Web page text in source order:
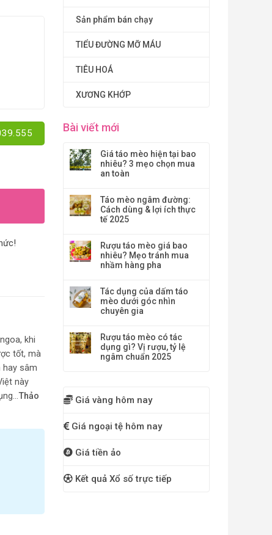
Sản phẩm bán chạy
TIỂU ĐƯỜNG MỠ MÁU
TIÊU HOÁ
XƯƠNG KHỚP
Bài viết mới
Giá táo mèo hiện tại bao
nhiêu? 3 mẹo chọn mua
an toàn
Táo mèo ngâm đường:
Cách dùng & lợi ích thực
tế 2025
Rượu táo mèo giá bao
nhiêu? Mẹo tránh mua
nhầm hàng pha
Tác dụng của dấm táo
mèo dưới góc nhìn
chuyên gia
Rượu táo mèo có tác
dụng gì? Vị rượu, tỷ lệ
ngâm chuẩn 2025
Giá vàng hôm nay
Giá ngoại tệ hôm nay
Giá tiền ảo
Kết quả Xổ số trực tiếp
khi
tốt, mà
hay sâm
này
Thảo